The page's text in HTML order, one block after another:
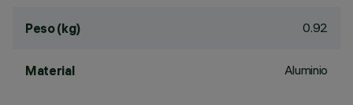
Peso (kg) 0.92
Material Aluminio